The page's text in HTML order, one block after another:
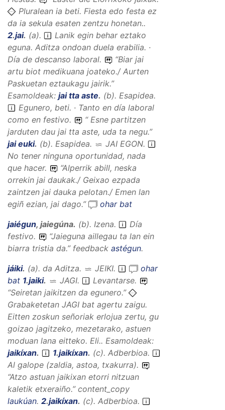
Pluralean ia beti. Fiesta edo festa ez
da ia sekula esaten zentzu honetan..
2.jai. (a).
Lanik egin behar eztako
eguna. Aditza ondoan duela erabilia. ·
Día de descanso laboral.
“Biar jai
artu biot medikuana joateko./ Aurten
Paskuetan eztaukagu jairik.”
Esamoldeak: jai tta aste. (b). Esapidea.
Egunero, beti. · Tanto en día laboral
como en festivo.
“Esne partitzen
jarduten dau jai tta aste, uda ta negu.”
jai euki. (b). Esapidea. JAI EGON.
No tener ninguna oportunidad, nada
que hacer.
“Alperrik abill, neska
orrekin jai daukak./ Geixao ezpada
zaintzen jai dauka pelotan./ Emen lan
egiñ ezian, jai dago.”
ohar bat
jaiégun, jaiegúna. (b). Izena.
Día
festivo.
“Jaieguna aillegau ta lan ein
biarra tristia da.” feedback astégun.
jáiki. (a). da Aditza. JEIKI.
ohar
bat 1.jaiki. JAGI.
Levantarse.
“Seiretan jaikitzen da egunero.”
Grabaketetan JAGI bat agertu zaigu.
Eitten zoskun señoriak erlojua zertu, gu
goizao jagitzeko, mezetarako, astuen
moduan lana eitteko. Eli.. Esamoldeak:
jaikíxan. 1.jaikíxan. (c). Adberbioa.
Al galope (zaldia, astoa, txakurra).
“Atzo astuan jaikixan etorri nitzuan
kaletik etxeraiño.” content_copy
laukúan. 2.jaikíxan. (c). Adberbioa.